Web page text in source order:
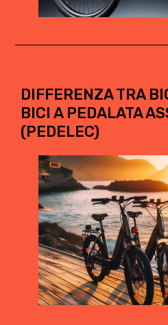
DIFFERENZA TRA
BICI A PEDALATA
(PEDELEC)